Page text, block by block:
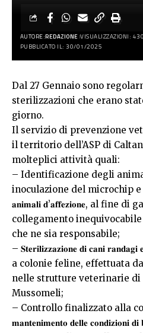
AUTORE:REDAZIONE VISUALIZZAZIONI: 430
PUBBLICATO IL: 30/01/2025
Dal 27 Gennaio sono
sterilizzazioni che erano
giorno.
Il servizio di prevenzione
il territorio dell’ASP di
molteplici attività quali:
– Identificazione degli
inoculazione del microchip e
𝐚𝐧𝐢𝐦𝐚𝐥𝐢 𝐝’𝐚𝐟𝐟𝐞𝐳𝐢𝐨𝐧𝐞, al fine
collegamento
che ne sia responsabile;
– 𝐒𝐭𝐞𝐫𝐢𝐥𝐢𝐳𝐳𝐚𝐳𝐢𝐨𝐧𝐞 𝐝𝐢 𝐜𝐚𝐧𝐢
a colonie feline, effettuata
nelle strutture veterinarie di
Mussomeli;
– Controllo finalizzato alla
𝐦𝐚𝐧𝐭𝐞𝐧𝐢𝐦𝐞𝐧𝐭𝐨 𝐝𝐞𝐥𝐥𝐞 𝐜𝐨𝐧𝐝𝐢𝐳𝐢𝐨𝐧𝐢 𝐝𝐢